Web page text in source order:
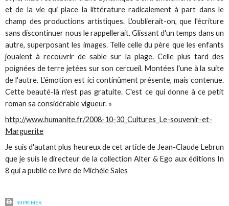
et de la vie qui place la littérature radicalement à part dans le
champ des productions artistiques. L'oublierait-on, que l'écriture
sans discontinuer nous le rappellerait. Glissant d'un temps dans un
autre, superposant les images. Telle celle du père que les enfants
jouaient à recouvrir de sable sur la plage. Celle plus tard des
poignées de terre jetées sur son cercueil. Montées l'une à la suite
de l'autre. L'émotion est ici continûment présente, mais contenue.
Cette beauté-là n'est pas gratuite. C'est ce qui donne à ce petit
roman sa considérable vigueur. »
http://www.humanite.fr/2008-10-30_Cultures_Le-souvenir-et-
Marguerite
Je suis d'autant plus heureux de cet article de Jean-Claude Lebrun
que je suis le directeur de la collection Alter & Ego aux éditions In
8 qui a publié ce livre de Michèle Sales
IMPRIMER